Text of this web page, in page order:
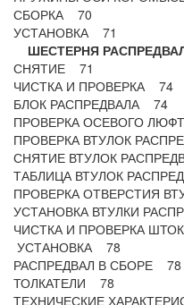
СБОРКА 70
УСТАНОВКА 71
ШЕСТЕРНЯ
СНЯТИЕ 71
ЧИСТКА И ПРОВЕРКА 74
БЛОК РАСПРЕДВАЛА 74
ПРОВЕРКА ОСЕВОГО
ПРОВЕРКА ВТУЛОК
СНЯТИЕ ВТУЛОК
ТАБЛИЦА ВТУЛОК
ПРОВЕРКА ОТВЕРСТИЯ
УСТАНОВКА ВТУЛКИ
ЧИСТКА И ПРОВЕРКА
УСТАНОВКА 78
РАСПРЕДВАЛ В СБОРЕ 78
ТОЛКАТЕЛИ 78
ТЕХНИЧЕСКИЕ